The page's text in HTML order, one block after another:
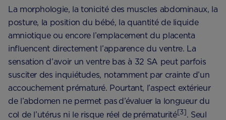
La morphologie, la tonicité des muscles abdominaux, la
posture, la position du bébé, la quantité de liquide
amniotique ou encore l’emplacement du placenta
influencent directement l’apparence du ventre. La
sensation d’avoir un ventre bas à 32 SA peut parfois
susciter des inquiétudes, notamment par crainte d’un
accouchement prématuré. Pourtant, l’aspect extérieur
de l’abdomen ne permet pas d’évaluer la longueur du
col de l’utérus ni le risque réel de prématurité[3]. Seul